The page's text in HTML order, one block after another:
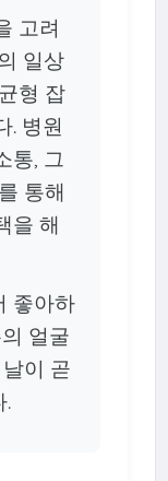
고려
일상
형 잡
. 병원
통, 그
통해
을 해
좋아하
얼굴
이 곧
.